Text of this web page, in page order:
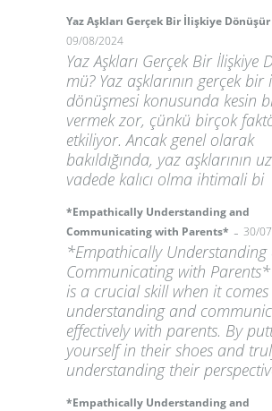
Yaz Aşkları Gerçek Bir İlişkiye
09/08/2024
Yaz Aşkları Gerçek Bir İlişkiye
mü? Yaz aşklarının gerçek bir
dönüşmesi konusunda kesin
vermek zor, çünkü birçok
etkiliyor. Ancak genel olarak
bakıldığında, yaz aşklarının
vadede kalıcı olma ihtimali bi
*Empathically Understanding and
Communicating with Parents* - 30/
*Empathically Understanding
Communicating with
is a crucial skill when it
understanding and
effectively with parents. By
yourself in their shoes and
understanding their
*Empathically Understanding and